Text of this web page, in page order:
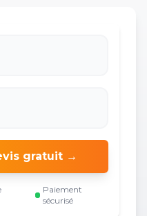
gratuit →
Paiement
sécurisé